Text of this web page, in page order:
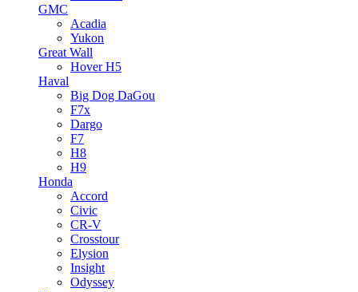
GMC
Acadia
Yukon
Great Wall
Hover H5
Haval
Big Dog DaGou
F7x
Dargo
F7
H8
H9
Honda
Accord
Civic
CR-V
Crosstour
Elysion
Insight
Odyssey